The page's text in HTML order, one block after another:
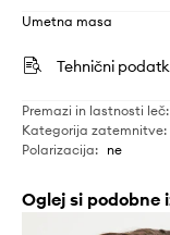
Umetna masa
Tehnični
Premazi in lastnosti leč:
Kategorija zatemnitve:
Polarizacija: ne
Oglej si podobne